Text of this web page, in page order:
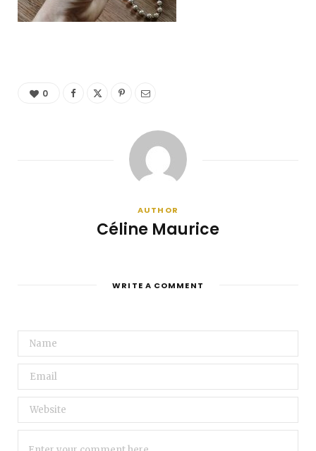
0
AUTHOR
Céline Maurice
WRITE A COMMENT